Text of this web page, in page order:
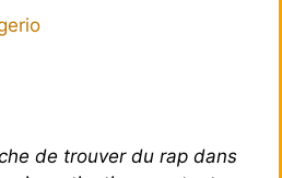
de trouver du rap dans